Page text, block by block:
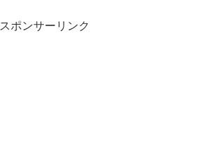
スポンサーリンク